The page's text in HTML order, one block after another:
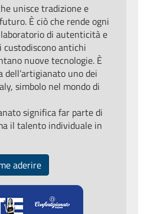
unisce tradizione e
È ciò che rende ogni
di autenticità e
custodiscono antichi
nuove tecnologie. È
dell’artigianato uno dei
simbolo nel mondo di
significa far parte di
il talento individuale in
aderire